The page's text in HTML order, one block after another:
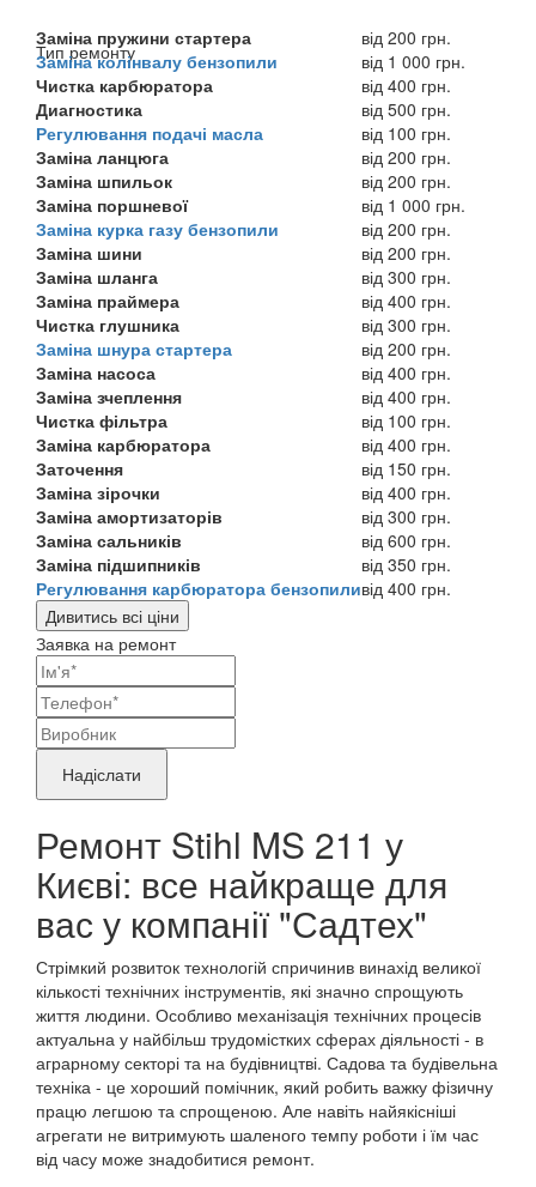
Тип ремонту
Заміна пружини стартера
від 200 грн.
Заміна колінвалу бензопили
від 1 000 грн.
Чистка карбюратора
від 400 грн.
Диагностика
від 500 грн.
Регулювання подачі масла
від 100 грн.
Заміна ланцюга
від 200 грн.
Заміна шпильок
від 200 грн.
Заміна поршневої
від 1 000 грн.
Заміна курка газу бензопили
від 200 грн.
Заміна шини
від 200 грн.
Заміна шланга
від 300 грн.
Заміна праймера
від 400 грн.
Чистка глушника
від 300 грн.
Заміна шнура стартера
від 200 грн.
Заміна насоса
від 400 грн.
Заміна зчеплення
від 400 грн.
Чистка фільтра
від 100 грн.
Заміна карбюратора
від 400 грн.
Заточення
від 150 грн.
Заміна зірочки
від 400 грн.
Заміна амортизаторів
від 300 грн.
Заміна сальників
від 600 грн.
Заміна підшипників
від 350 грн.
Регулювання карбюратора бензопиливід 400 грн.
Дивитись всі ціни
Заявка на ремонт
Ваші
контактні
дані
Назва
бренду
продукту,
що
потребує
ремонту
Надіслати
Ремонт Stihl MS 211 у
Києві: все найкраще для
вас у компанії "Садтех"
Стрімкий розвиток технологій спричинив винахід великої
кількості технічних інструментів, які значно спрощують
життя людини. Особливо механізація технічних процесів
актуальна у найбільш трудомістких сферах діяльності - в
аграрному секторі та на будівництві. Садова та будівельна
техніка - це хороший помічник, який робить важку фізичну
працю легшою та спрощеною. Але навіть найякісніші
агрегати не витримують шаленого темпу роботи і їм час
від часу може знадобитися ремонт.